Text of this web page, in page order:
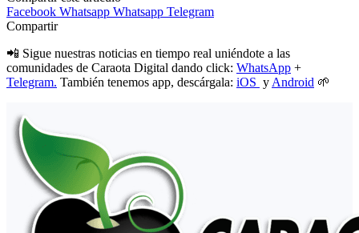
Facebook Whatsapp Whatsapp Telegram
Compartir
📲 Sigue nuestras noticias en tiempo real uniéndote a las
comunidades de Caraota Digital dando click: WhatsApp +
Telegram. También tenemos app, descárgala: iOS y Android 🌱